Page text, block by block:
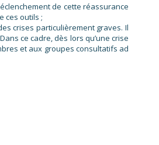
de cette réassurance
ces outils ;
crises particulièrement graves. Il
ce cadre, dès lors qu’une crise
et aux groupes consultatifs ad